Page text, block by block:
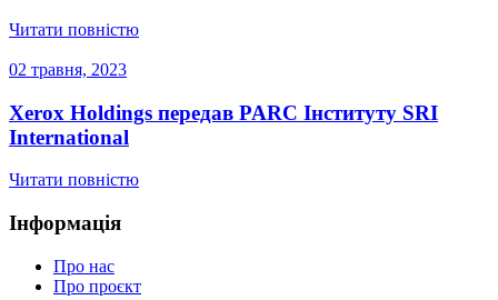
Читати повністю
02 травня, 2023
Xerox Holdings передав PARC Інституту SRI
International
Читати повністю
Інформація
Про нас
Про проєкт